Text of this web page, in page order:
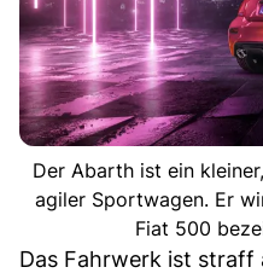
Der Abarth ist ein
agiler Sportwagen. Er
Fiat 500
Das Fahrwerk ist